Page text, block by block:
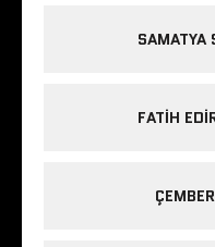
SAMATYA
FATIH